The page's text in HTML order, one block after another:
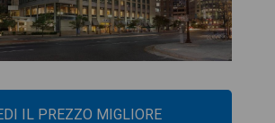
IL PREZZO MIGLIORE